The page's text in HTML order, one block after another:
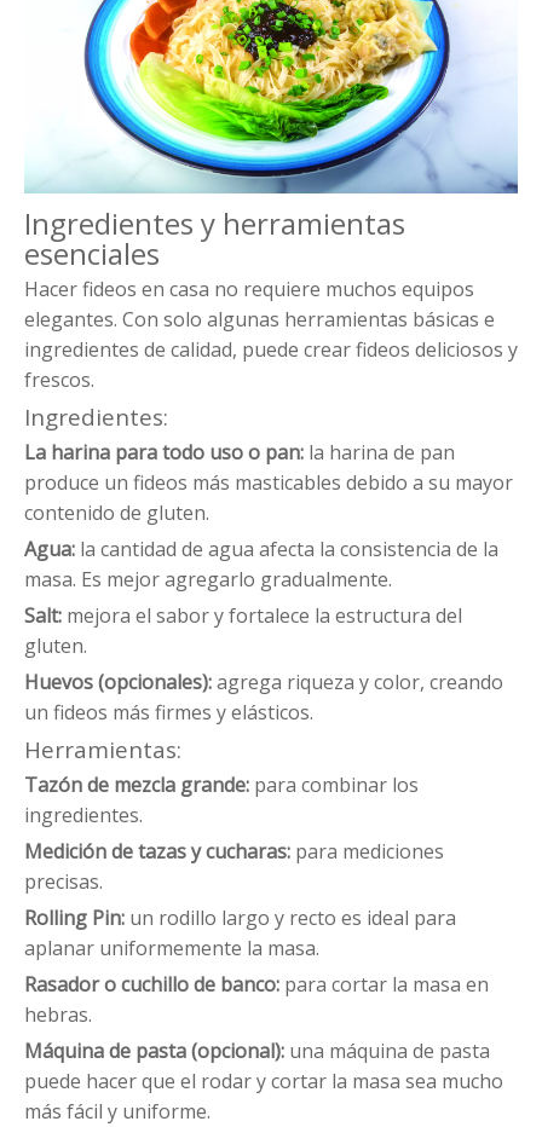
Ingredientes y herramientas
esenciales
Hacer fideos en casa no requiere muchos equipos
elegantes. Con solo algunas herramientas básicas e
ingredientes de calidad, puede crear fideos deliciosos y
frescos.
Ingredientes:
La harina para todo uso o pan: la harina de pan
produce un fideos más masticables debido a su mayor
contenido de gluten.
Agua: la cantidad de agua afecta la consistencia de la
masa. Es mejor agregarlo gradualmente.
Salt: mejora el sabor y fortalece la estructura del
gluten.
Huevos (opcionales):agrega riqueza y color, creando
un fideos más firmes y elásticos.
Herramientas:
Tazón de mezcla grande: para combinar los
ingredientes.
Medición de tazas y cucharas: para mediciones
precisas.
Rolling Pin: un rodillo largo y recto es ideal para
aplanar uniformemente la masa.
Rasador o cuchillo de banco: para cortar la masa en
hebras.
Máquina de pasta (opcional): una máquina de pasta
puede hacer que el rodar y cortar la masa sea mucho
más fácil y uniforme.